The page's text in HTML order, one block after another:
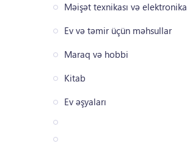
Məişət texnikası və elektronika
Ev və təmir üçün məhsullar
Maraq və hobbi
Kitab
Ev əşyaları